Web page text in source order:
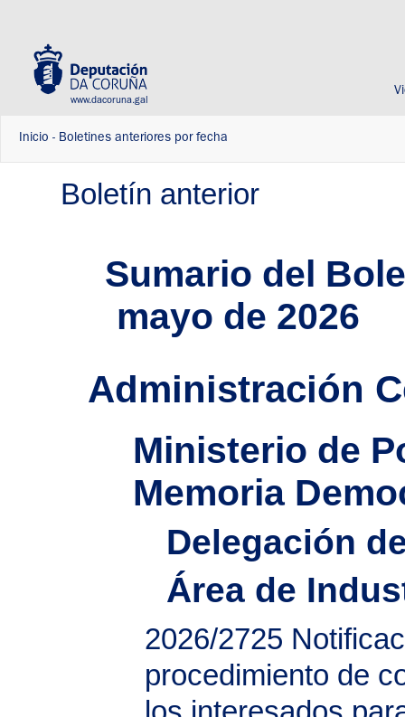
www.dacoruna.gal
Inicio - Boletines anteriores por fecha
Boletín anterior
Sumario del
mayo de 2026
Administración
Ministerio de
Memoria
Delegación
Área de
2026/2725
procedimiento de